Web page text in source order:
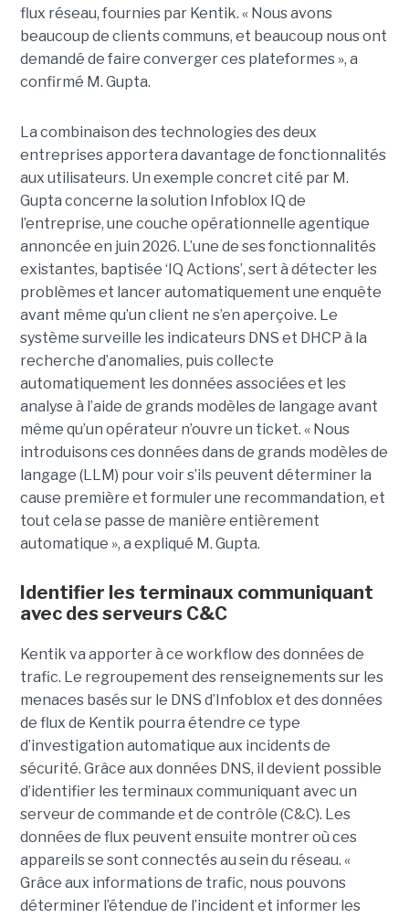
flux réseau, fournies par Kentik. « Nous avons
beaucoup de clients communs, et beaucoup nous ont
demandé de faire converger ces plateformes », a
confirmé M. Gupta.
La combinaison des technologies des deux
entreprises apportera davantage de fonctionnalités
aux utilisateurs. Un exemple concret cité par M.
Gupta concerne la solution Infoblox IQ de
l’entreprise, une couche opérationnelle agentique
annoncée en juin 2026. L’une de ses fonctionnalités
existantes, baptisée ‘IQ Actions’, sert à détecter les
problèmes et lancer automatiquement une enquête
avant même qu’un client ne s’en aperçoive. Le
système surveille les indicateurs DNS et DHCP à la
recherche d’anomalies, puis collecte
automatiquement les données associées et les
analyse à l’aide de grands modèles de langage avant
même qu’un opérateur n’ouvre un ticket. « Nous
introduisons ces données dans de grands modèles de
langage (LLM) pour voir s’ils peuvent déterminer la
cause première et formuler une recommandation, et
tout cela se passe de manière entièrement
automatique », a expliqué M. Gupta.
Identifier les terminaux communiquant
avec des serveurs C&C
Kentik va apporter à ce workflow des données de
trafic. Le regroupement des renseignements sur les
menaces basés sur le DNS d’Infoblox et des données
de flux de Kentik pourra étendre ce type
d’investigation automatique aux incidents de
sécurité. Grâce aux données DNS, il devient possible
d’identifier les terminaux communiquant avec un
serveur de commande et de contrôle (C&C). Les
données de flux peuvent ensuite montrer où ces
appareils se sont connectés au sein du réseau. «
Grâce aux informations de trafic, nous pouvons
déterminer l’étendue de l’incident et informer les